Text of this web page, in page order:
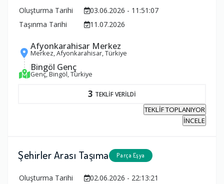
Oluşturma Tarihi
03.06.2026 - 11:51:07
Taşınma Tarihi
11.07.2026
Afyonkarahisar Merkez
Merkez, Afyonkarahisar, Türkiye
Bingöl Genç
Genç, Bingöl, Türkiye
3 TEKLİF VERİLDİ
TEKLİF TOPLANIYOR
İNCELE
Şehirler Arası Taşıma Parça Eşya
Oluşturma Tarihi
02.06.2026 - 22:13:21